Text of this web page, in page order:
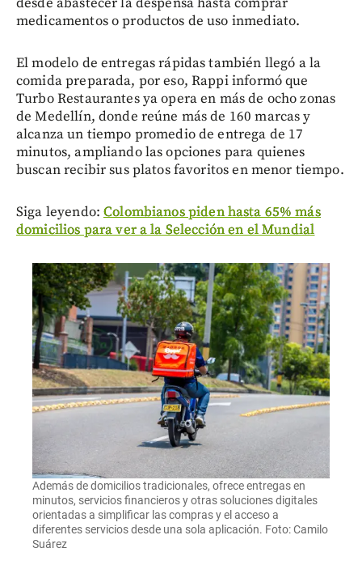
medicamentos o productos de uso inmediato.
El modelo de entregas rápidas también llegó a la
comida preparada, por eso, Rappi informó que
Turbo Restaurantes ya opera en más de ocho zonas
de Medellín, donde reúne más de 160 marcas y
alcanza un tiempo promedio de entrega de 17
minutos, ampliando las opciones para quienes
buscan recibir sus platos favoritos en menor tiempo.
Siga leyendo:Colombianos piden hasta 65% más
domicilios para ver a la Selección en el Mundial
Además de domicilios tradicionales, ofrece entregas en
minutos, servicios financieros y otras soluciones digitales
orientadas a simplificar las compras y el acceso a
diferentes servicios desde una sola aplicación. Foto: Camilo
Suárez